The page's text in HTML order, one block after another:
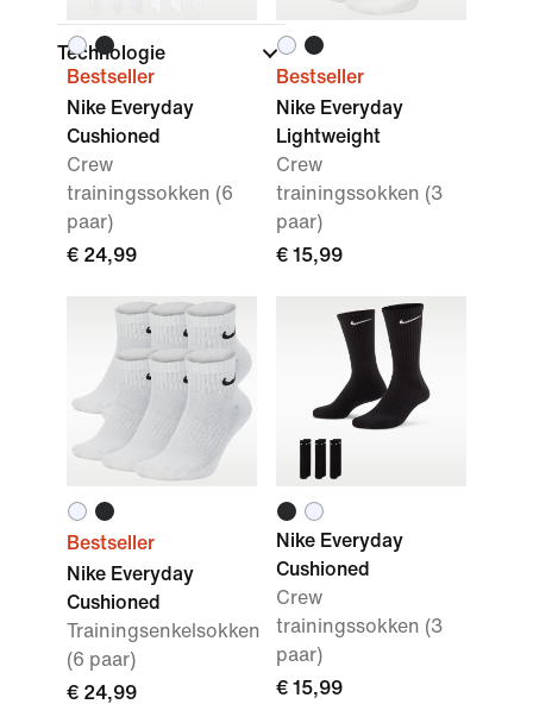
Technologie
Bestseller
Nike Everyday
Cushioned
Crew
trainingssokken (6
paar)
€ 24,99
Bestseller
Nike Everyday
Lightweight
Crew
trainingssokken (3
paar)
€ 15,99
Bestseller
Nike Everyday
Cushioned
Trainingsenkelsokken
(6 paar)
€ 24,99
Nike Everyday
Cushioned
Crew
trainingssokken (3
paar)
€ 15,99